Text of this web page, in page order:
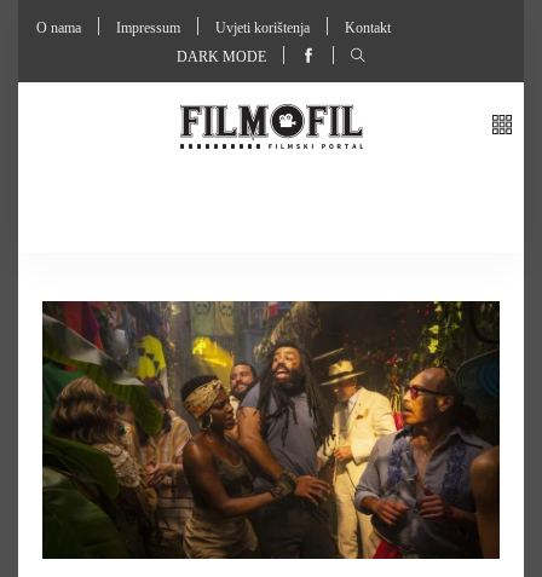
O nama Impressum Uvjeti korištenja
Kontakt
DARK MODE